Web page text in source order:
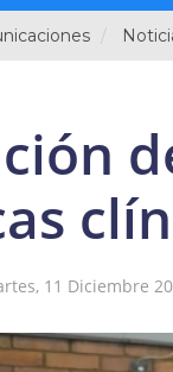
11 Diciembre